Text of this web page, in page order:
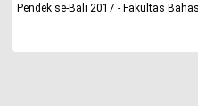
Pendek se-Bali 2017 - Fakultas